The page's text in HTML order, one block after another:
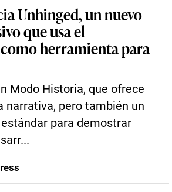
Unhinged, un nuevo
que usa el
herramienta para
Modo Historia, que ofrece
narrativa, pero también un
para demostrar